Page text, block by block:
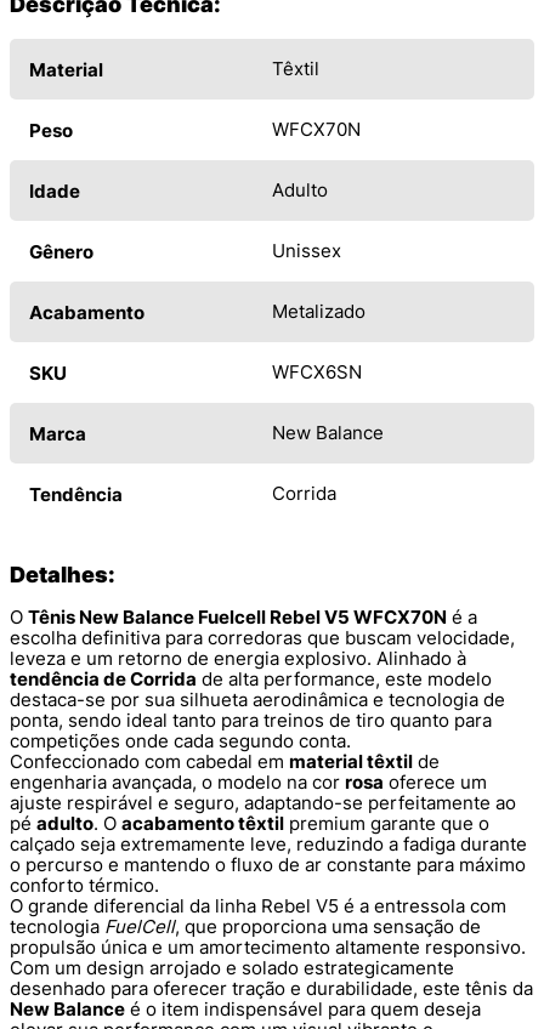
Material Têxtil
Peso WFCX70N
Idade Adulto
Gênero Unissex
Acabamento Metalizado
SKU WFCX6SN
Marca New Balance
Tendência Corrida
Detalhes:
O Tênis New Balance Fuelcell Rebel V5 WFCX70N é a
escolha definitiva para corredoras que buscam velocidade,
leveza e um retorno de energia explosivo. Alinhado à
tendência de Corrida de alta performance, este modelo
destaca-se por sua silhueta aerodinâmica e tecnologia de
ponta, sendo ideal tanto para treinos de tiro quanto para
competições onde cada segundo conta.
Confeccionado com cabedal em material têxtil de
engenharia avançada, o modelo na cor rosa oferece um
ajuste respirável e seguro, adaptando-se perfeitamente ao
pé adulto. O acabamento têxtil premium garante que o
calçado seja extremamente leve, reduzindo a fadiga durante
o percurso e mantendo o fluxo de ar constante para máximo
conforto térmico.
O grande diferencial da linha Rebel V5 é a entressola com
tecnologia FuelCell, que proporciona uma sensação de
propulsão única e um amortecimento altamente responsivo.
Com um design arrojado e solado estrategicamente
desenhado para oferecer tração e durabilidade, este tênis da
New Balance é o item indispensável para quem deseja